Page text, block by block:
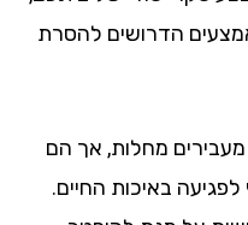
הדרושים להסרת
מחלות, אך הם
לפגיעה באיכות החיים.